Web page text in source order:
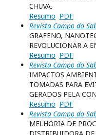
CHUVA.
Resumo PDF
Revista Campo do
GRAFENO,
REVOLUCIONAR A
Resumo PDF
Revista Campo do
IMPACTOS
TOMADAS PARA
GERADOS PELA
Resumo PDF
Revista Campo do
MELHORIA DE